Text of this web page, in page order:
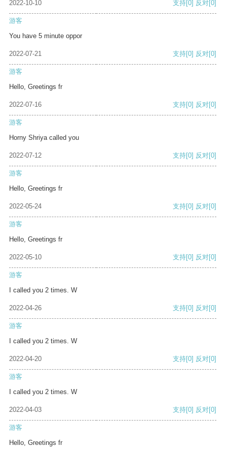
2022-10-10 支持[0] 反对[0]
游客
You have 5 minute oppor
2022-07-21 支持[0] 反对[0]
游客
Hello, Greetings fr
2022-07-16 支持[0] 反对[0]
游客
Horny Shriya called you
2022-07-12 支持[0] 反对[0]
游客
Hello, Greetings fr
2022-05-24 支持[0] 反对[0]
游客
Hello, Greetings fr
2022-05-10 支持[0] 反对[0]
游客
I called you 2 times. W
2022-04-26 支持[0] 反对[0]
游客
I called you 2 times. W
2022-04-20 支持[0] 反对[0]
游客
I called you 2 times. W
2022-04-03 支持[0] 反对[0]
游客
Hello, Greetings fr